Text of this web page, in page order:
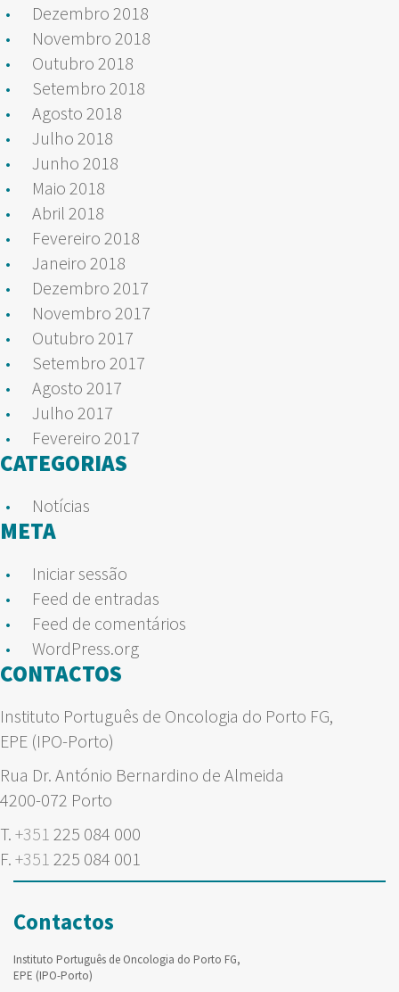
Dezembro 2018
Novembro 2018
Outubro 2018
Setembro 2018
Agosto 2018
Julho 2018
Junho 2018
Maio 2018
Abril 2018
Fevereiro 2018
Janeiro 2018
Dezembro 2017
Novembro 2017
Outubro 2017
Setembro 2017
Agosto 2017
Julho 2017
Fevereiro 2017
CATEGORIAS
Notícias
META
Iniciar sessão
Feed de entradas
Feed de comentários
WordPress.org
CONTACTOS
Instituto Português de Oncologia do Porto FG,
EPE (IPO-Porto)
Rua Dr. António Bernardino de Almeida
4200-072 Porto
T. +351 225 084 000
F. +351 225 084 001
Contactos
Instituto Português de Oncologia do Porto FG,
EPE (IPO-Porto)